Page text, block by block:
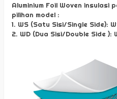
Aluminium Foil Woven
pilihan model :
1. WS (Satu Sisi/Single Side):
2. WD (Dua Sisi/Double Side ):